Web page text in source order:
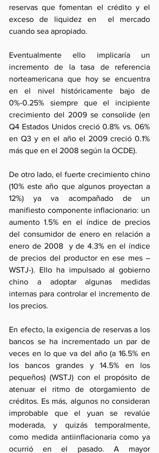
reservas que fomentan el crédito y el
exceso de liquidez en  el mercado
cuando sea apropiado.
Eventualmente ello implicaría un
incremento de la tasa de referencia
norteamericana que hoy se encuentra
en el nivel históricamente bajo de
0%-0.25% siempre que el incipiente
crecimiento del 2009 se consolide (en
Q4 Estados Unidos creció 0.8% vs. 06%
en Q3 y en el año el 2009 creció 0.1%
más que en el 2008 según la OCDE).
De otro lado, el fuerte crecimiento chino
(10% este año que algunos proyectan a
12%) ya va acompañado de un
manifiesto componente inflacionario: un
aumento 1.5% en el índice de precios
del consumidor de enero en relación a
enero de 2008  y de 4.3% en el índice
de precios del productor en ese mes –
WSTJ-). Ello ha impulsado al gobierno
chino a adoptar algunas medidas
internas para controlar el incremento de
los precios.
En efecto, la exigencia de reservas a los
bancos se ha incrementado un par de
veces en lo que va del año (a 16.5% en
los bancos grandes y 14.5% en los
pequeños) (WSTJ) con el propósito de
atenuar el ritmo de otorgamiento de
créditos. Es más, algunos no consideran
improbable que el yuan se revalúe
moderada, y quizás temporalmente,
como medida antiinflacionaria como ya
ocurrió en el pasado. A mayor